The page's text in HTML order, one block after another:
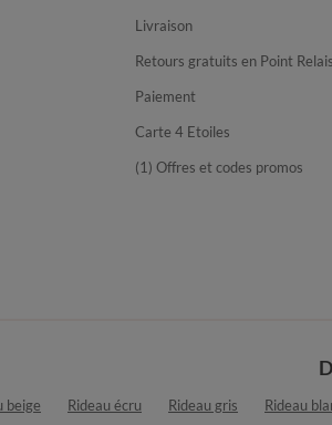
Livraison
Retours gratuits en Point
Paiement
Carte 4 Etoiles
(1) Offres et codes promos
beige Rideau écru Rideau gris Rideau